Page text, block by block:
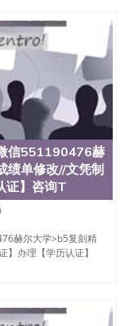
信551190476赫
绩单修改//文凭制
证】咨询T
赫尔大学>b5复刻精
办理【学历认证】